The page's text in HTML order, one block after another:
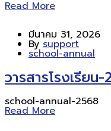
Read More
มีนาคม 31, 2026
By support
school-annual
วารสารโรงเรียน
school-annual-2568
Read More